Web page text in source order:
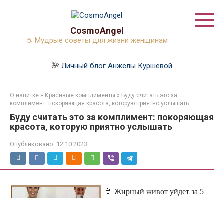
CosmoAngel
☕ Мудрые советы для жизни женщинам
🌺 Личный блог Анжелы Куршевой
О напитке » Красивые комплименты » Буду считать это за
комплимент: покоряющая красота, которую приятно услышать
Буду считать это за комплимент: покоряющая
красота, которую приятно услышать
Опубликовано: 12.10.2023
👙 Жирный живот уйдет за 5